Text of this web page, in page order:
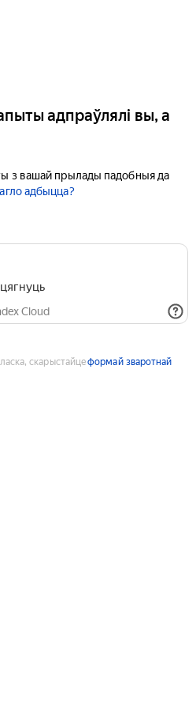
адпраўлялі вы, а
з вашай прылады падобныя да
адбыцца?
Cloud
скарыстайцеформай зваротнай